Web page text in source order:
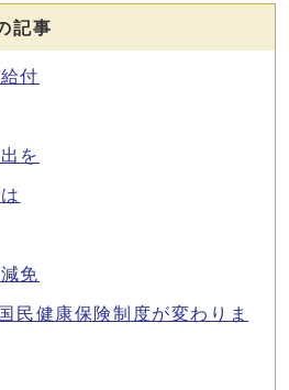
記事
付
を
免
民健康保険制度が変わりま